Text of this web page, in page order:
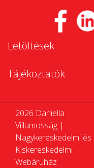
Letöltések
Tájékoztatók
2026 Daniella
Villamosság |
Nagykereskedelmi és
Kiskereskedelmi
Webáruház